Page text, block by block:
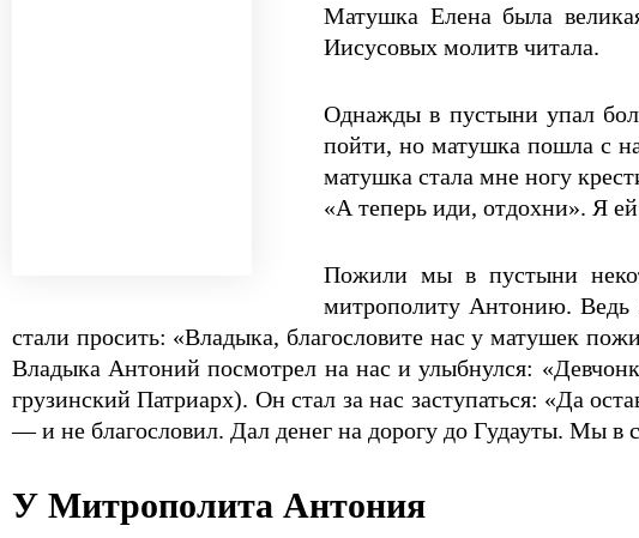
Матушка Елена была
Иисусовых молитв читала.
Однажды в пустыни упал
пойти, но матушка пошла с
матушка стала мне ногу
«А теперь иди, отдохни». Я
Пожили мы в пустыни
митрополиту Антонию. Ведь
стали просить: «Владыка, благословите нас у матушек
Владыка Антоний посмотрел на нас и улыбнулся:
грузинский Патриарх). Он стал за нас заступаться: «Да
— и не благословил. Дал денег на дорогу до Гудауты. Мы в
У Митрополита Антония